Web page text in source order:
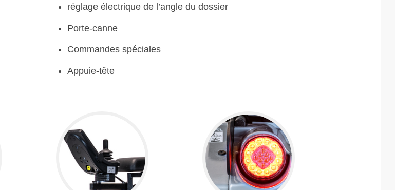
réglage électrique de l’angle du dossier
Porte-canne
Commandes spéciales
Appuie-tête